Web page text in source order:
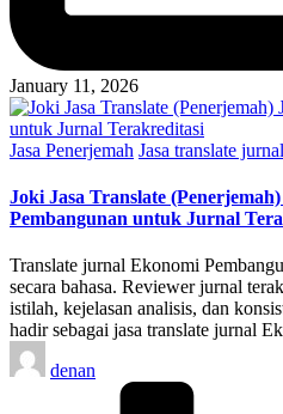
January 11, 2026
Posted
Jasa Penerjemah Jasa translate jurnal
Joki Jasa Translate
Pembangunan untuk Jurnal
Translate jurnal Ekonomi
secara bahasa. Reviewer jurnal
istilah, kejelasan analisis, dan
hadir sebagai jasa translate jurnal
Posted
by
denan